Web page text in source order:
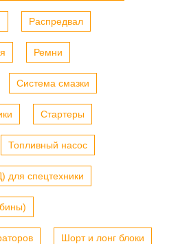
Распредвал
Ремни
Система смазки
Стартеры
Топливный насос
для спецтехники
Шорт и лонг блоки